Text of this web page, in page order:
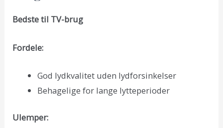
Bedste til TV-brug
Fordele:
God lydkvalitet uden lydforsinkelser
Behagelige for lange lytteperioder
Ulemper: